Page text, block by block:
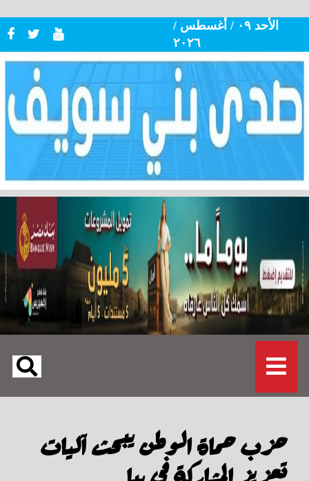
الأحد ٠٩ / أغسطس /
٢٠٢٦
حزب حماة الوطن يبحث آليات